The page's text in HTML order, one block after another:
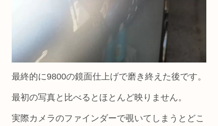
最終的に9800の鏡面仕上げで磨き終えた後です。
最初の写真と比べるとほとんど映りません。
実際カメラのファインダーで覗いてしまうとどこ